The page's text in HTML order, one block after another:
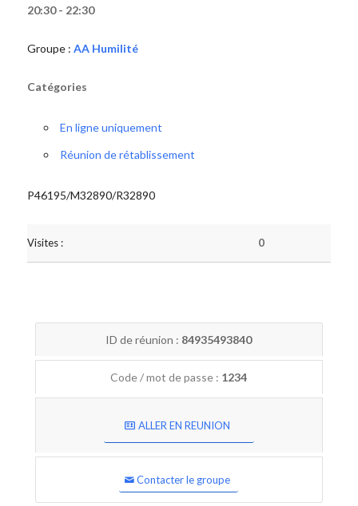
20:30 - 22:30
Groupe : AA Humilité
Catégories
En ligne uniquement
Réunion de rétablissement
P46195/M32890/R32890
Visites : 0
ID de réunion : 84935493840
Code / mot de passe : 1234
ALLER EN REUNION
Contacter le groupe